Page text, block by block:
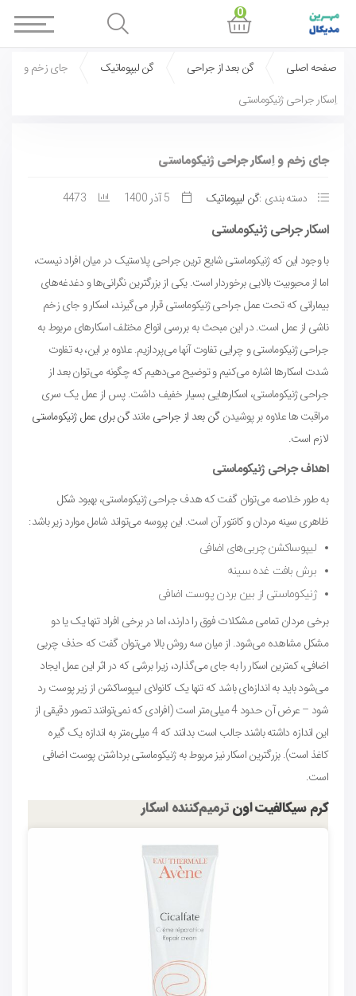
صفحه اصلی گن بعد از جراحی گن لیپوماتیک
جای زخم و
اِسکار جراحی ژنیکوماستی
جای زخم و اِسکار جراحی ژنیکوماستی
دسته بندی :گن لیپوماتیک 5 آذر 1400 4473
اسکار جراحی ژنیکوماستی
با وجود این که ژنیکوماستی شایع ترین جراحی پلاستیک در میان افراد نیست،
اما از محبوبیت بالایی برخوردار است. یکی از بزرگترین نگرانی‌ها و دغدغه‌های
بیمارانی که تحت عمل جراحی ژنیکوماستی قرار می‌گیرند، اسکار و جای زخم
ناشی از عمل است. در این مبحث به بررسی انواع مختلف اسکارهای مربوط به
جراحی ژنیکوماستی و چرایی تفاوت آنها می‌پردازیم. علاوه بر این، به تفاوت
شدت اسکارها اشاره می‌کنیم و توضیح می‌دهیم که چگونه می‌توان بعد از
جراحی ژنیکوماستی، اسکارهایی بسیار خفیف داشت. پس از عمل یک سری
مراقبت ها علاوه بر پوشیدنگن بعد از جراحیمانندگن برای عمل ژنیکوماستی
لازم است.
اهداف جراحی ژنیکوماستی
به طور خلاصه می‌توان گفت که هدف جراحی ژنیکوماستی، بهبود شکل
ظاهری سینه مردان و کانتور آن است. این پروسه می‌تواند شامل موارد زیر باشد:
لیپوساکشن چربی‌های اضافی
برش بافت غده سینه
ژنیکوماستی از بین بردن پوست اضافی
برخی مردان تمامی مشکلات فوق را دارند، اما در برخی افراد تنها یک یا دو
مشکل مشاهده می‌شود. از میان سه روش بالا می‌توان گفت که حذف چربی
اضافی، کمترین اسکار را به جای می‌گذارد، زیرا برشی که در اثر این عمل ایجاد
می‌شود باید به اندازه‌ای باشد که تنها یک کانولای لیپوساکشن از زیر پوست رد
شود – عرض آن حدود 4 میلی‌متر است (افرادی که نمی‌توانند تصور دقیقی از
این اندازه داشته باشند جالب است بدانند که 4 میلی‌متر به اندازه یک گیره
کاغذ است). بزرگترین اسکار نیز مربوط به ژنیکوماستی برداشتن پوست اضافی
است.
کرم سیکالفیت اونترمیم‌کننده اسکار
0